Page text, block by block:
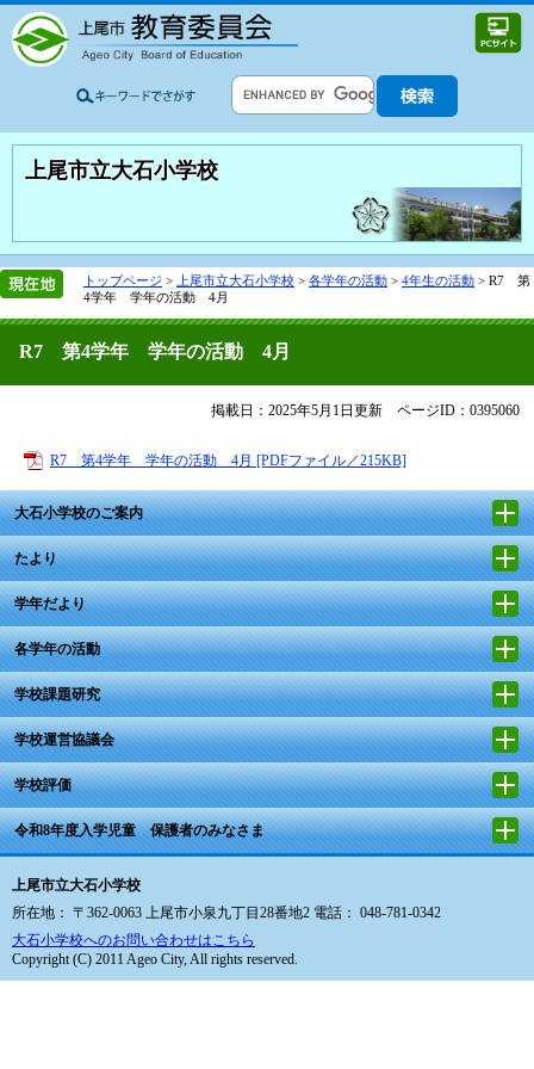
上尾市立大石小学校
トップページ > 上尾市立大石小学校 > 各学年の活動 > 4年生の活動 > R7 第
4学年 学年の活動 4月
R7 第4学年 学年の活動 4月
掲載日：2025年5月1日更新 ページID：0395060
R7 第4学年 学年の活動 4月 [PDFファイル／215KB]
大石小学校のご案内
たより
学年だより
各学年の活動
学校課題研究
学校運営協議会
学校評価
令和8年度入学児童 保護者のみなさま
上尾市立大石小学校
所在地： 〒362-0063 上尾市小泉九丁目28番地2 電話： 048-781-0342
大石小学校へのお問い合わせはこちら
Copyright (C) 2011 Ageo City, All rights reserved.